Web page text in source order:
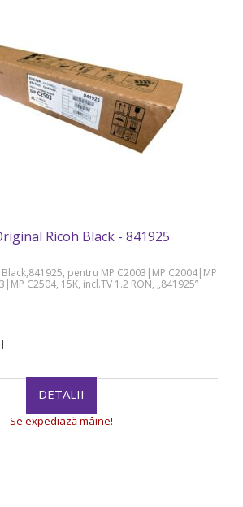
Ricoh Black - 841925
pentru MP C2003|MP C2004|MP
C2504, 15K, incl.TV 1.2 RON, „841925”
DETALII
Se expediază mâine!